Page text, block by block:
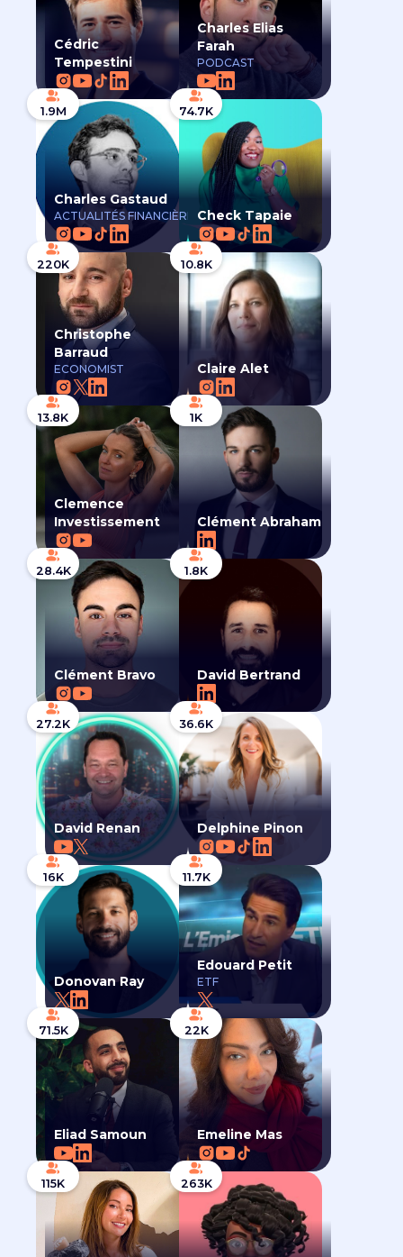
Cédric
Tempestini
Charles Elias
Farah
PODCAST
1.9M
Charles Gastaud
ACTUALITÉS FINANCIÈRES
74.7K
Check Tapaie
220K
Christophe
Barraud
ECONOMIST
10.8K
Claire Alet
13.8K
Clemence
Investissement
1K
Clément Abraham
28.4K
Clément Bravo
1.8K
David Bertrand
27.2K
David Renan
36.6K
Delphine Pinon
16K
Donovan Ray
11.7K
Edouard Petit
ETF
71.5K
Eliad Samoun
22K
Emeline Mas
115K 263K